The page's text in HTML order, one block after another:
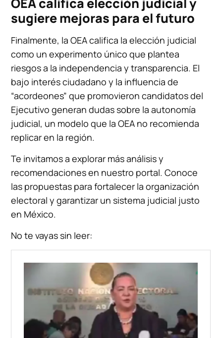
sugiere mejoras para el futuro
Finalmente, la OEA califica la elección judicial
como un experimento único que plantea
riesgos a la independencia y transparencia. El
bajo interés ciudadano y la influencia de
“acordeones” que promovieron candidatos del
Ejecutivo generan dudas sobre la autonomía
judicial, un modelo que la OEA no recomienda
replicar en la región.
Te invitamos a explorar más análisis y
recomendaciones en nuestro portal. Conoce
las propuestas para fortalecer la organización
electoral y garantizar un sistema judicial justo
en México.
No te vayas sin leer: